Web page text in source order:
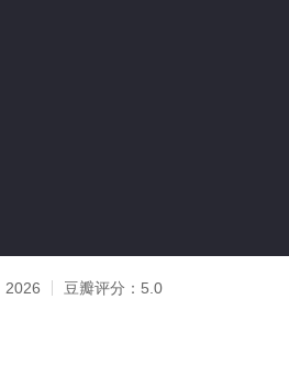
2026 豆瓣评分： 5.0